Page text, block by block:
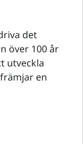
det
över 100 år
utveckla
en